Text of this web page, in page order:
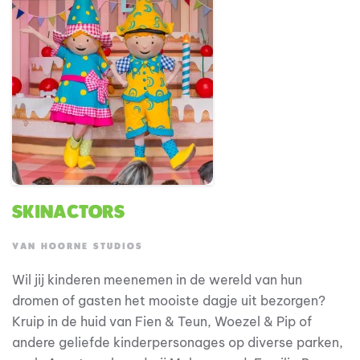
Skinactors
VAN HOORNE STUDIOS
Wil jij kinderen meenemen in de wereld van hun
dromen of gasten het mooiste dagje uit bezorgen?
Kruip in de huid van Fien & Teun, Woezel & Pip of
andere geliefde kinderpersonages op diverse parken,